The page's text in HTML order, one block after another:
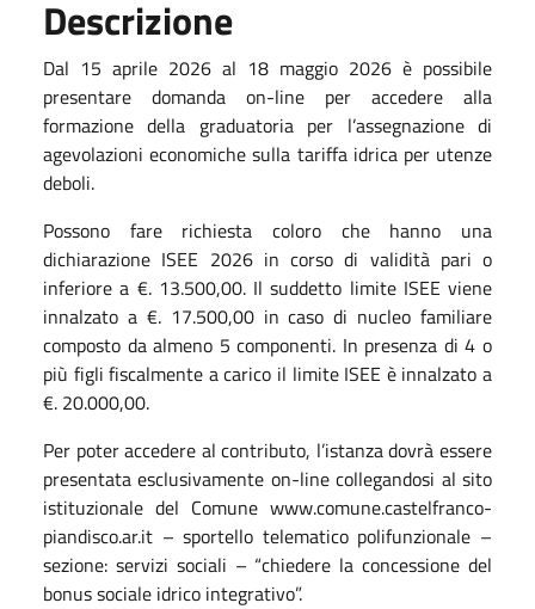
Descrizione
Dal 15 aprile 2026 al 18 maggio 2026 è possibile
presentare domanda on-line per accedere alla
formazione della graduatoria per l’assegnazione di
agevolazioni economiche sulla tariffa idrica per utenze
deboli.
Possono fare richiesta coloro che hanno una
dichiarazione ISEE 2026 in corso di validità pari o
inferiore a €. 13.500,00. Il suddetto limite ISEE viene
innalzato a €. 17.500,00 in caso di nucleo familiare
composto da almeno 5 componenti. In presenza di 4 o
più figli fiscalmente a carico il limite ISEE è innalzato a
€. 20.000,00.
Per poter accedere al contributo, l’istanza dovrà essere
presentata esclusivamente on-line collegandosi al sito
istituzionale del Comune www.comune.castelfranco-
piandisco.ar.it – sportello telematico polifunzionale –
sezione: servizi sociali – “chiedere la concessione del
bonus sociale idrico integrativo”.